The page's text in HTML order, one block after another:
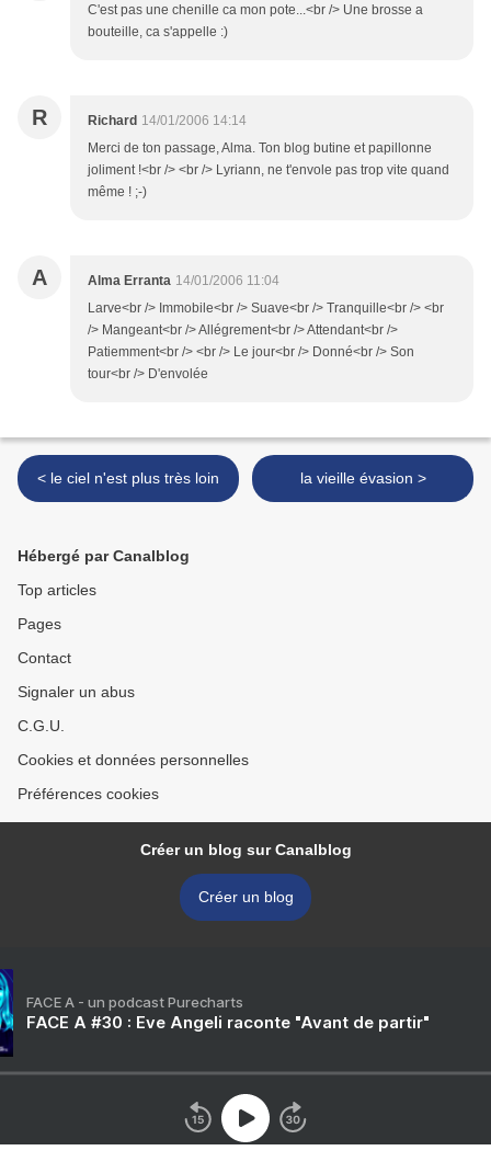
C'est pas une chenille ca mon pote...<br /> Une brosse a
bouteille, ca s'appelle :)
R Richard 14/01/2006 14:14
Merci de ton passage, Alma. Ton blog butine et papillonne
joliment !<br /> <br /> Lyriann, ne t'envole pas trop vite quand
même ! ;-)
A Alma Erranta 14/01/2006 11:04
Larve<br /> Immobile<br /> Suave<br /> Tranquille<br /> <br
/> Mangeant<br /> Allégrement<br /> Attendant<br />
Patiemment<br /> <br /> Le jour<br /> Donné<br /> Son
tour<br /> D'envolée
< le ciel n'est plus très loin la vieille évasion >
Hébergé par Canalblog
Top articles
Pages
Contact
Signaler un abus
C.G.U.
Cookies et données personnelles
Préférences cookies
Créer un blog sur Canalblog
Créer un blog
FACE A - un podcast Purecharts
FACE A #30 : Eve Angeli raconte "Avant de partir"